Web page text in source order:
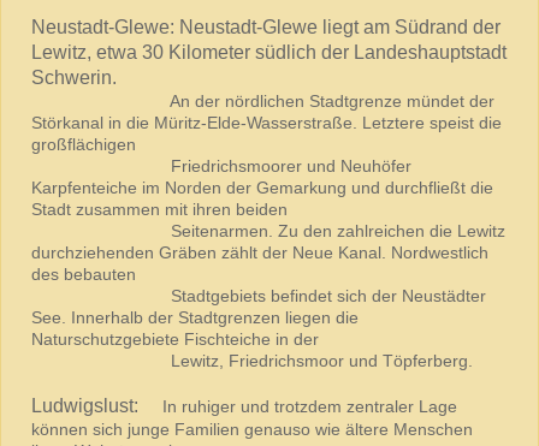
Neustadt-Glewe: Neustadt-Glewe liegt am Südrand der
Lewitz, etwa 30 Kilometer südlich der Landeshauptstadt
Schwerin.
An der nördlichen Stadtgrenze mündet der
Störkanal in die Müritz-Elde-Wasserstraße. Letztere speist die
großflächigen
Friedrichsmoorer und Neuhöfer
Karpfenteiche im Norden der Gemarkung und durchfließt die
Stadt zusammen mit ihren beiden
Seitenarmen. Zu den zahlreichen die Lewitz
durchziehenden Gräben zählt der Neue Kanal. Nordwestlich
des bebauten
Stadtgebiets befindet sich der Neustädter
See. Innerhalb der Stadtgrenzen liegen die
Naturschutzgebiete Fischteiche in der
Lewitz, Friedrichsmoor und Töpferberg.
Ludwigslust:
In ruhiger und trotzdem zentraler Lage
können sich junge Familien genauso wie ältere Menschen